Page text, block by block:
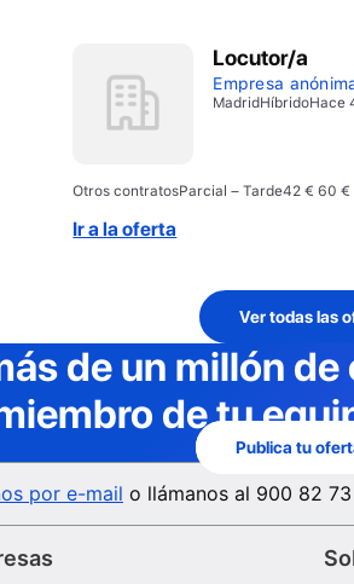
Locutor/a
Empresa
MadridHíbridoHace
Otros contratosParcial – Tarde42 € 60 €
Ir a la oferta
Ver todas las
de un millón
de tu
Publica tu
por e-mail o llámanos al 900 82